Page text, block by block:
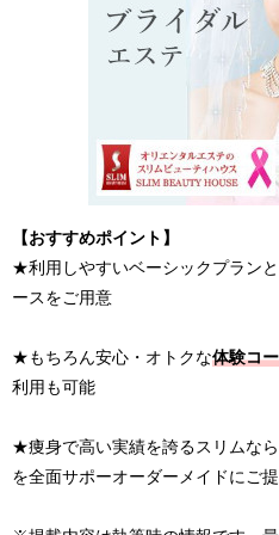
【おすすめポイント】
★利用しやすいベーシックプラン
ースをご用意
★もちろん安心・オトクな体験コ
利用も可能
★痩身で高い実績を誇るスリムな
を全面サポーオーダーメイドにご提